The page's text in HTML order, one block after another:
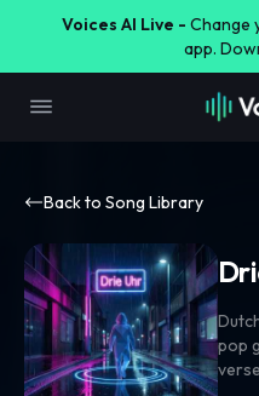
Voices AI Live - Change
app.
Back to Song Library
pop